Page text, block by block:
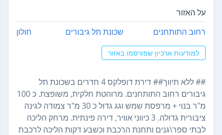
על האזור
רחוב התותחנים שכונת תל גיבורים חולון
למודעות ארכיון שפורסמו באזור
## ללא תיווך## דירת דופלקס 4 חדרים בשכונת תל
גיבורים רחוב התותחנים. מרוהטת חלקית, משופצת. כ 100
מ"ר בנוי + מרפסת שמש וגג גדול כ 30 מ"ר צמודה לגינה
ציבורית גדולה. 3 כיווני אוויר, דירה פינתית. מרחק הליכה
לבתי ספר\גנים ותחנת הרכבת וכשבע דקות הליכה לרכבת